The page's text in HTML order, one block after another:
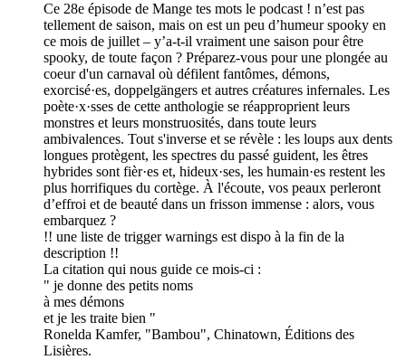
Ce 28e épisode de Mange tes mots le podcast ! n’est pas
tellement de saison, mais on est un peu d’humeur spooky en
ce mois de juillet – y’a-t-il vraiment une saison pour être
spooky, de toute façon ? Préparez-vous pour une plongée au
coeur d'un carnaval où défilent fantômes, démons,
exorcisé·es, doppelgängers et autres créatures infernales. Les
poète·x·sses de cette anthologie se réapproprient leurs
monstres et leurs monstruosités, dans toute leurs
ambivalences. Tout s'inverse et se révèle : les loups aux dents
longues protègent, les spectres du passé guident, les êtres
hybrides sont fièr·es et, hideux·ses, les humain·es restent les
plus horrifiques du cortège. À l'écoute, vos peaux perleront
d’effroi et de beauté dans un frisson immense : alors, vous
embarquez ?
!! une liste de trigger warnings est dispo à la fin de la
description !!
La citation qui nous guide ce mois-ci :
" je donne des petits noms
à mes démons
et je les traite bien "
Ronelda Kamfer, "Bambou", Chinatown, Éditions des
Lisières.